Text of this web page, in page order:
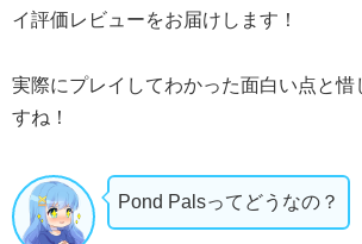
イ評価レビューをお届けします！
実際にプレイしてわかった面白い点と惜
すね！
Pond Palsってどうなの？